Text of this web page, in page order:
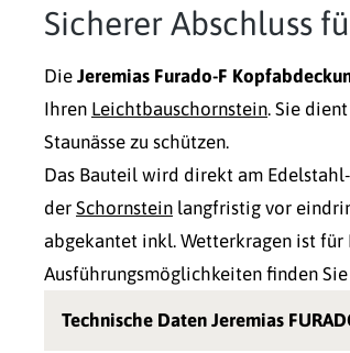
Sicherer Abschluss
Die Jeremias Furado-F
Ihren Leichtbauschornstein. Sie
Staunässe zu schützen.
Das Bauteil wird direkt am
der Schornstein langfristig vor
abgekantet inkl. Wetterkragen ist für
Ausführungsmöglichkeiten finden
Technische Daten Jeremias